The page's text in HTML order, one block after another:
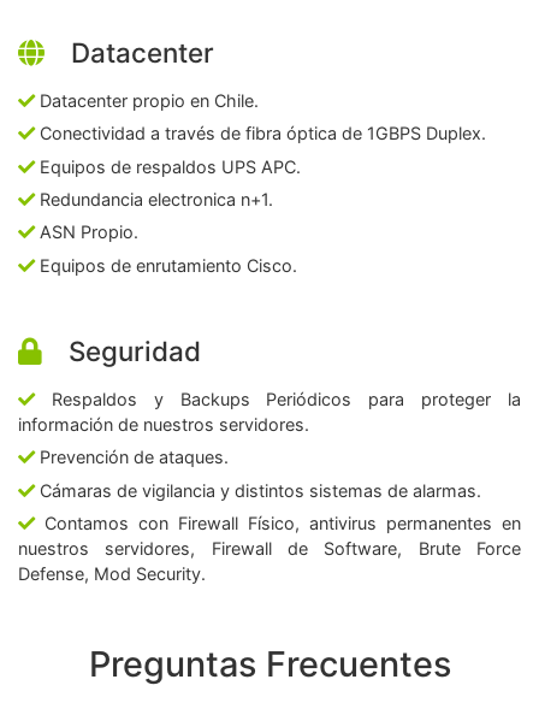
Datacenter
Datacenter propio en Chile.
Conectividad a través de fibra óptica de 1GBPS Duplex.
Equipos de respaldos UPS APC.
Redundancia electronica n+1.
ASN Propio.
Equipos de enrutamiento Cisco.
Seguridad
Respaldos y Backups Periódicos para proteger la
información de nuestros servidores.
Prevención de ataques.
Cámaras de vigilancia y distintos sistemas de alarmas.
Contamos con Firewall Físico, antivirus permanentes en
nuestros servidores, Firewall de Software, Brute Force
Defense, Mod Security.
Preguntas Frecuentes